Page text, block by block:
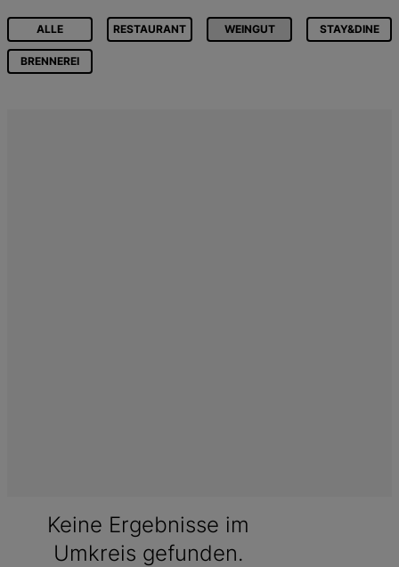
ALLE RESTAURANT WEINGUT STAY&DINE
BRENNEREI
Keine Ergebnisse im
Umkreis gefunden.